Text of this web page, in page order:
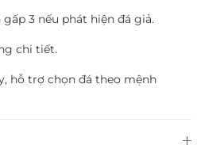
3 nếu phát hiện đá giả.
chi tiết.
hỗ trợ chọn đá theo mệnh